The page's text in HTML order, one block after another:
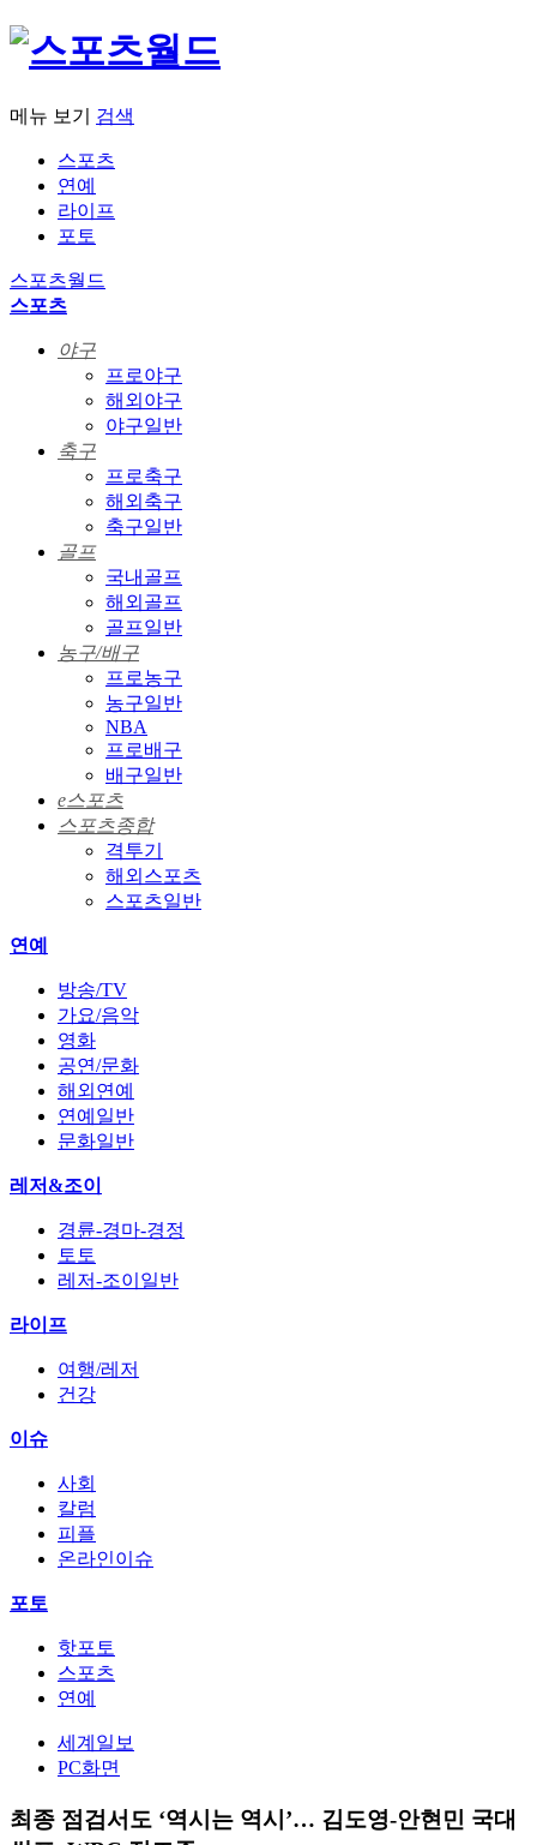
메뉴 보기 검색
스포츠
연예
라이프
포토
스포츠월드
스포츠
야구
프로야구
해외야구
야구일반
축구
프로축구
해외축구
축구일반
골프
국내골프
해외골프
골프일반
농구/배구
프로농구
농구일반
NBA
프로배구
배구일반
e스포츠
스포츠종합
격투기
해외스포츠
스포츠일반
연예
방송/TV
가요/음악
영화
공연/문화
해외연예
연예일반
문화일반
레저&조이
경륜-경마-경정
토토
레저-조이일반
라이프
여행/레저
건강
이슈
사회
칼럼
피플
온라인이슈
포토
핫포토
스포츠
연예
세계일보
PC화면
최종 점검서도 ‘역시는 역시’… 김도영-안현민 국대